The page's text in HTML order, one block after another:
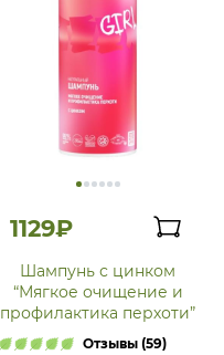
1129₽
Шампунь с цинком
“Мягкое очищение и
профилактика перхоти”
Отзывы (59)